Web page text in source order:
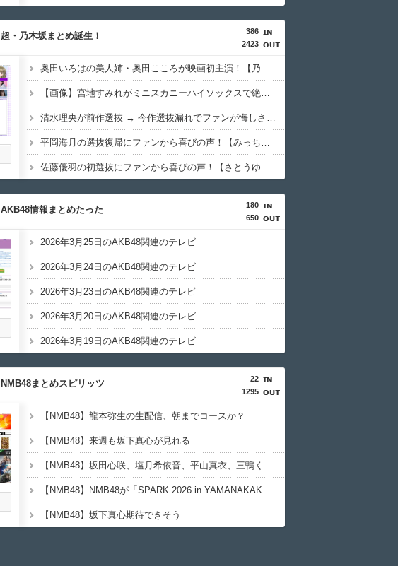
386
2423
超・乃木坂まとめ誕生！
奥田いろはの美人姉・奥田こころが映画初主演！【乃木坂46】
【画像】宮地すみれがミニスカニーハイソックスで絶対領域を披露！【すみレジェンド】【日向坂46】
清水理央が前作選抜 → 今作選抜漏れでファンが悔しさを吐露【りーお】【日向坂46】
平岡海月の選抜復帰にファンから喜びの声！【みっちゃん】【日向坂46】
佐藤優羽の初選抜にファンから喜びの声！【さとうゆ】【日向坂46】
180
650
AKB48情報まとめたった
2026年3月25日のAKB48関連のテレビ
2026年3月24日のAKB48関連のテレビ
2026年3月23日のAKB48関連のテレビ
2026年3月20日のAKB48関連のテレビ
2026年3月19日のAKB48関連のテレビ
22
1295
NMB48まとめスピリッツ
【NMB48】龍本弥生の生配信、朝までコースか？
【NMB48】来週も坂下真心が見れる
【NMB48】坂田心咲、塩月希依音、平山真衣、三鴨くるみが『ラフ×ラフPresents アイドル オモカワトークNo.1決定戦 』に出演
【NMB48】NMB48が「SPARK 2026 in YAMANAKAKO」に出演
【NMB48】坂下真心期待できそう